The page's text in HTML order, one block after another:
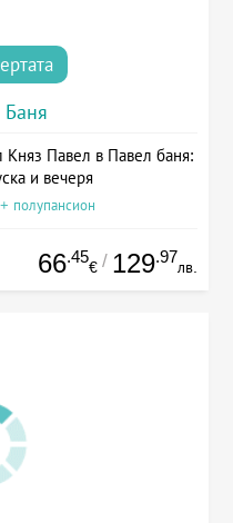
Баня
Павел в Павел баня:
и вечеря
полупансион
66.45
€ / 129.97
лв.